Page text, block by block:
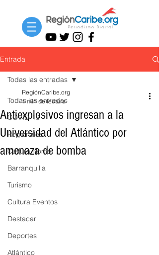
Entrada
Todas las entradas
COVID-19
Regionales
Cultura Home
Barranquilla
Turismo
Cultura Eventos
Destacar
Deportes
Atlántico
Todas las entradas
Antiexplosivos ingresan a la
Universidad del Atlántico por
amenaza de bomba
RegiónCaribe.org
1 min de lectura